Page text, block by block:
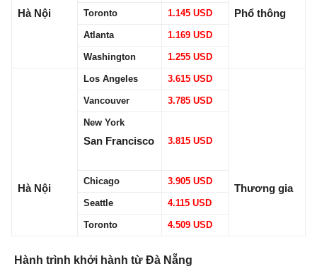
Hà Nội Phổ thông
Toronto 1.145 USD
Atlanta 1.169 USD
Washington 1.255 USD
Hà Nội
Los Angeles 3.615 USD
Thương gia
Vancouver 3.785 USD
New York
San Francisco 3.815 USD
Chicago 3.905 USD
Seattle 4.115 USD
Toronto 4.509 USD
Hành trình khởi hành từ Đà Nẵng